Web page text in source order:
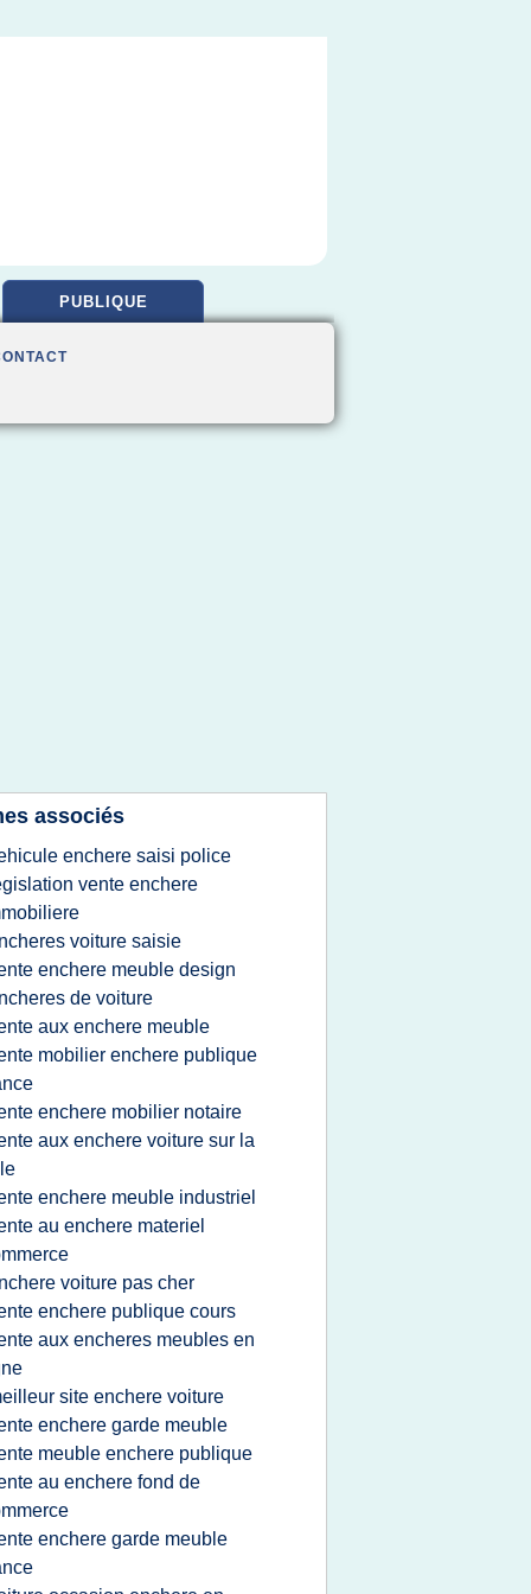
PUBLIQUE
associés
enchere saisi police
vente enchere
voiture saisie
enchere meuble design
de voiture
aux enchere meuble
mobilier enchere publique
enchere mobilier notaire
aux enchere voiture sur la
enchere meuble industriel
au enchere materiel
voiture pas cher
enchere publique cours
aux encheres meubles en
site enchere voiture
enchere garde meuble
meuble enchere publique
au enchere fond de
enchere garde meuble